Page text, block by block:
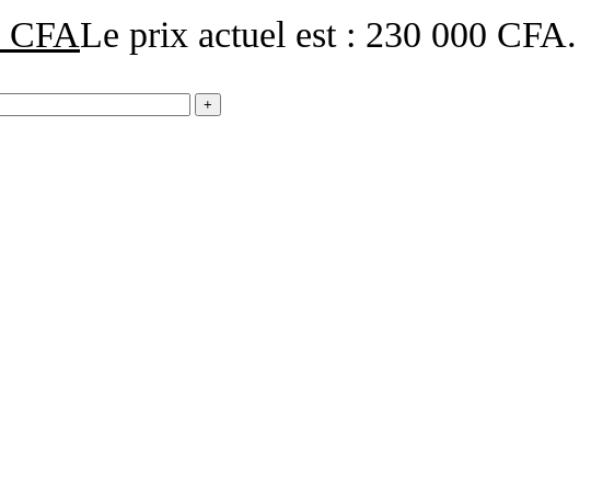
CFALe prix actuel est : 230 000 CFA.